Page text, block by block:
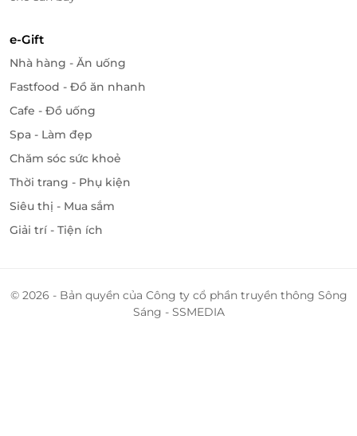
e-Gift
Nhà hàng - Ăn uống
Fastfood - Đồ ăn nhanh
Cafe - Đồ uống
Spa - Làm đẹp
Chăm sóc sức khoẻ
Thời trang - Phụ kiện
Siêu thị - Mua sắm
Giải trí - Tiện ích
© 2026 - Bản quyền của Công ty cổ phần truyền thông Sông
Sáng - SSMEDIA